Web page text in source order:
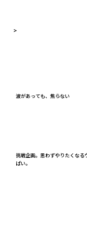
波があっても、焦らない
挑戦企画。思わずやりたくなる
ぱい。